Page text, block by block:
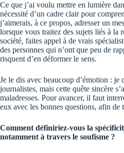
Ce que j’ai voulu mettre en lumière
nécessité d’un cadre clair pour
j’aimerais, à ce propos, adresser un
lorsque vous traitez des sujets liés à la
société, faites appel à de vrais
des personnes qui n’ont que peu de
risquent d’en déformer le sens.
Je le dis avec beaucoup d’émotion : je
journalistes, mais cette quête sincère
maladresses. Pour avancer, il faut
eux avec les bonnes questions, afin de
Comment définiriez-vous la
notamment à travers le soufisme ?